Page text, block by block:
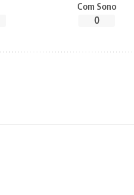
Com Sono
0